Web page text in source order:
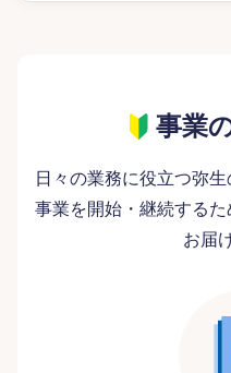
事業
日々の業務に役立つ弥
事業を開始・継続する
お届